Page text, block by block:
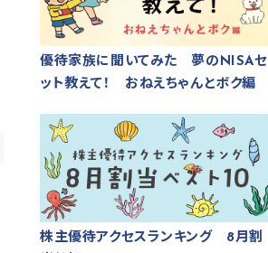
優待家族に聞いてみた 夢のNISAセ
ット教えて！ おねえちゃんとボク編
株主優待アクセスランキング 8月割